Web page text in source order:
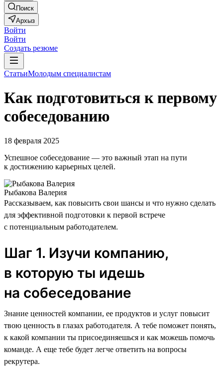
Поиск
Архыз
Войти
Войти
Создать резюме
СтатьиМолодым специалистам
Как подготовиться к первому
собеседованию
18 февраля 2025
Успешное собеседование — это важный этап на пути
к достижению карьерных целей.
Рыбакова Валерия
Рассказываем, как повысить свои шансы и что нужно сделать
для эффективной подготовки к первой встрече
с потенциальным работодателем.
Шаг 1. Изучи компанию,
в которую ты идешь
на собеседование
Знание ценностей компании, ее продуктов и услуг повысит
твою ценность в глазах работодателя. А тебе поможет понять,
к какой компании ты присоединяешься и как можешь помочь
команде. А еще тебе будет легче ответить на вопросы
рекрутера.